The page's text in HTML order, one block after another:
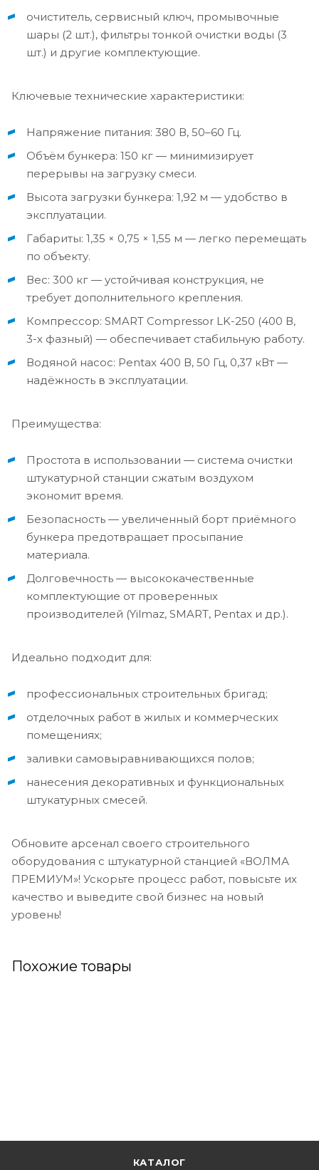
очиститель, сервисный ключ, промывочные
шары (2 шт.), фильтры тонкой очистки воды (3
шт.) и другие комплектующие.
Ключевые технические характеристики:
Напряжение питания: 380 В, 50–60 Гц.
Объём бункера: 150 кг — минимизирует
перерывы на загрузку смеси.
Высота загрузки бункера: 1,92 м — удобство в
эксплуатации.
Габариты: 1,35 × 0,75 × 1,55 м — легко перемещать
по объекту.
Вес: 300 кг — устойчивая конструкция, не
требует дополнительного крепления.
Компрессор: SMART Compressor LK-250 (400 В,
3-х фазный) — обеспечивает стабильную работу.
Водяной насос: Pentax 400 В, 50 Гц, 0,37 кВт —
надёжность в эксплуатации.
Преимущества:
Простота в использовании — система очистки
штукатурной станции сжатым воздухом
экономит время.
Безопасность — увеличенный борт приёмного
бункера предотвращает просыпание
материала.
Долговечность — высококачественные
комплектующие от проверенных
производителей (Yilmaz, SMART, Pentax и др.).
Идеально подходит для:
профессиональных строительных бригад;
отделочных работ в жилых и коммерческих
помещениях;
заливки самовыравнивающихся полов;
нанесения декоративных и функциональных
штукатурных смесей.
Обновите арсенал своего строительного
оборудования с штукатурной станцией «ВОЛМА
ПРЕМИУМ»! Ускорьте процесс работ, повысьте их
качество и выведите свой бизнес на новый
уровень!
Похожие товары
КАТАЛОГ